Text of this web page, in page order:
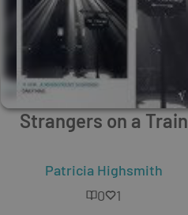
Strangers on a Train
Patricia Highsmith
0
1